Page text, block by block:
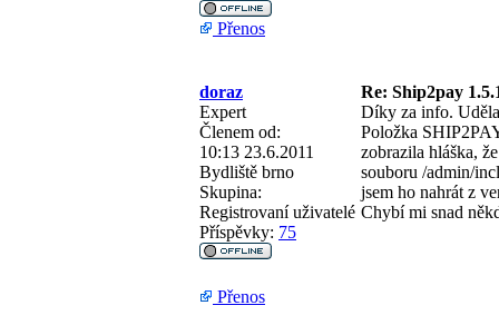
Přenos
doraz
Re: Ship2pay
Expert
Členem od:
10:13 23.6.2011
Bydliště brno
Skupina:
Registrovaní uživatelé
Příspěvky: 75
Díky za info.
Položka
zobrazila hláška,
souboru /admin/
jsem ho nahrát z
Chybí mi snad
Přenos